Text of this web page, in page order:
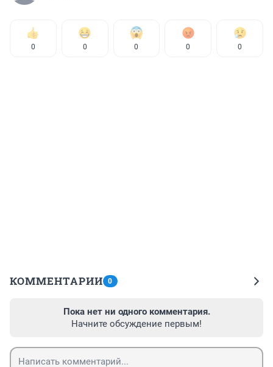
0 0 0 0 0
КОММЕНТАРИИ 0
Пока нет ни одного комментария.
Начните обсуждение первым!